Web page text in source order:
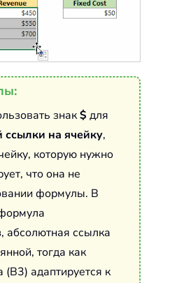
знак$ для
ссылки на ячейку,
которую нужно
что она не
формулы. В
абсолютная ссылка
тогда как
(B3) адаптируется к